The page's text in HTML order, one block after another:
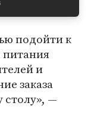
подойти к
питания
и
заказа
столу», —